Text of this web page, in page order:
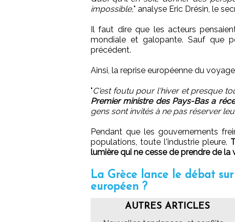
impossible," analyse Eric Drésin, le
Il faut dire que les acteurs
mondiale et galopante. Sauf que
précédent.
Ainsi, la reprise européenne du
"C'est foutu pour l'hiver et presque
Premier ministre des Pays-Bas a
gens sont invités à ne pas réserver
Pendant que les gouvernements
populations, toute l'industrie pleure.
lumière qui ne cesse de prendre de la
La Grèce lance le débat
européen ?
AUTRES ARTICLES